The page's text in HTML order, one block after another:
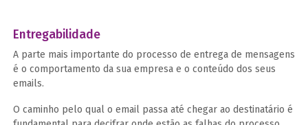
Entregabilidade
A parte mais importante do processo de entrega de mensagens
é o comportamento da sua empresa e o conteúdo dos seus
emails.
O caminho pelo qual o email passa até chegar ao destinatário é